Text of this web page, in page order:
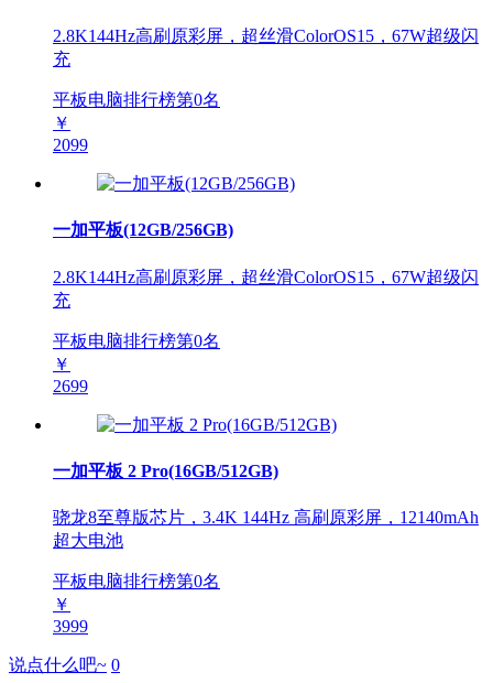
2.8K144Hz高刷原彩屏，超丝滑ColorOS15，67W超级闪
充
平板电脑排行榜第0名
￥
2099
一加平板(12GB/256GB)
2.8K144Hz高刷原彩屏，超丝滑ColorOS15，67W超级闪
充
平板电脑排行榜第0名
￥
2699
一加平板 2 Pro(16GB/512GB)
骁龙8至尊版芯片，3.4K 144Hz 高刷原彩屏，12140mAh
超大电池
平板电脑排行榜第0名
￥
3999
说点什么吧~ 0